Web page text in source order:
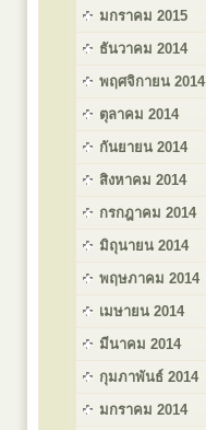
มกราคม 2015
ธันวาคม 2014
พฤศจิกายน 2014
ตุลาคม 2014
กันยายน 2014
สิงหาคม 2014
กรกฎาคม 2014
มิถุนายน 2014
พฤษภาคม 2014
เมษายน 2014
มีนาคม 2014
กุมภาพันธ์ 2014
มกราคม 2014